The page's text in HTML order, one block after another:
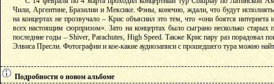
Чили, Аргентине, Бразилии и Мексике. Фэны, конечно, ждали, что будут
на концертах не прозвучало – Крис объяснил это тем, что «они боятся
всех настоящим сюрпризом». Зато на концертах было сыграно несколько старых
последние годы – Shiver, Parachutes, High Speed. Также Крис пару раз порадовал
Элвиса Пресли. Фотографии и кое-какие аудиозаписи с прошедшего тура можно
Подробности о новом альбоме